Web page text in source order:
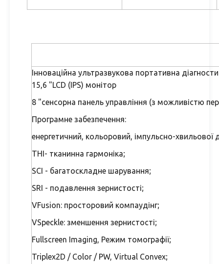
Інноваційна ультразвукова портативна
15,6 "LCD (IPS) монітор
8 "сенсорна панель управління (з можливістю
Програмне забезпечення:
енергетичний, кольоровий, імпульсно-
ТHI- тканинна гармоніка;
SCI - багатоскладне шарування;
SRI - подавлення зернистості;
VFusion: просторовий компаудінг;
VSpeckle: зменшення зернистості;
Fullscreen Imaging, Режим томографії;
Triplex2D / Color / PW, Virtual Convex;